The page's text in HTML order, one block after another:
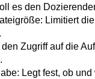
es den
Limitiert
Zugriff auf die
Legt fest, ob